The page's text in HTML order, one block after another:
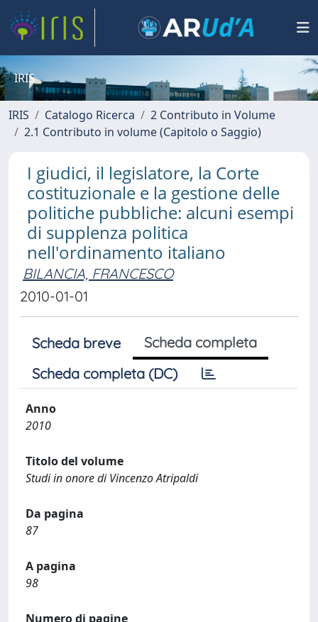
IRIS
IRIS Catalogo Ricerca
2 Contributo in Volume
2.1 Contributo in volume (Capitolo o Saggio)
I giudici, il legislatore, la Corte
costituzionale e la gestione delle
politiche pubbliche: alcuni esempi
di supplenza politica
nell'ordinamento italiano
BILANCIA, FRANCESCO
2010-01-01
Scheda breve
Scheda completa
Scheda completa (DC)
Anno
2010
Titolo del volume
Studi in onore di Vincenzo Atripaldi
Da pagina
87
A pagina
98
Numero di pagine